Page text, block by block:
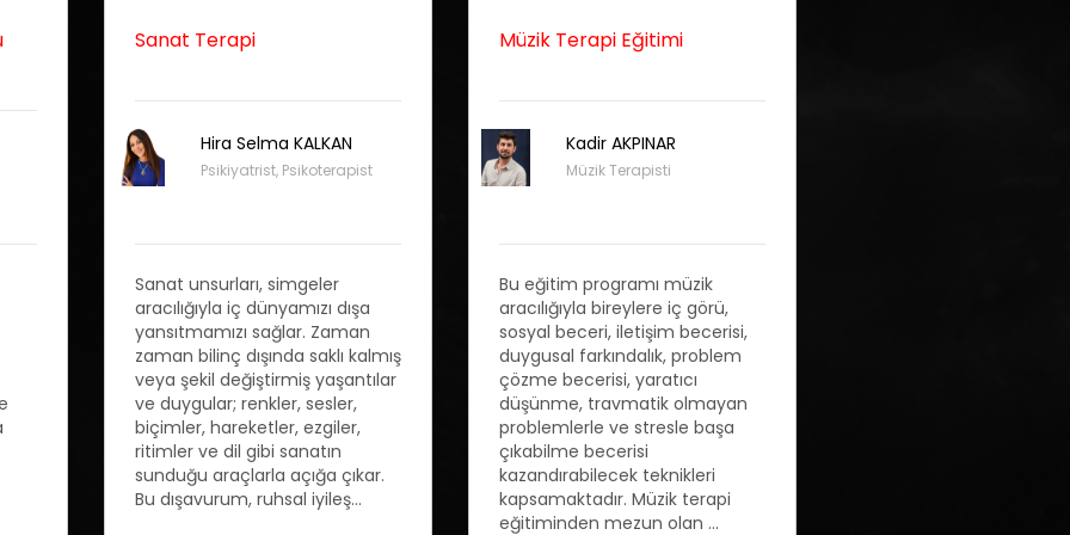
Sanat Terapi
Hira Selma KALKAN
Psikiyatrist, Psikoterapist
Sanat unsurları, simgeler
aracılığıyla iç dünyamızı dışa
yansıtmamızı sağlar. Zaman
zaman bilinç dışında saklı kalmış
veya şekil değiştirmiş yaşantılar
ve duygular; renkler, sesler,
biçimler, hareketler, ezgiler,
ritimler ve dil gibi sanatın
sunduğu araçlarla açığa çıkar.
Bu dışavurum, ruhsal iyileş...
Müzik Terapi Eğitimi
Kadir AKPINAR
Müzik Terapisti
Bu eğitim programı müzik
aracılığıyla bireylere iç görü,
sosyal beceri, iletişim becerisi,
duygusal farkındalık, problem
çözme becerisi, yaratıcı
düşünme, travmatik olmayan
problemlerle ve stresle başa
çıkabilme becerisi
kazandırabilecek teknikleri
kapsamaktadır. Müzik terapi
eğitiminden mezun olan ...